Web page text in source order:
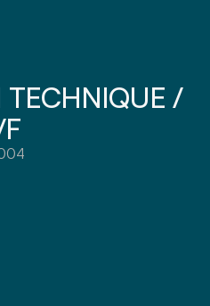
TECHNIQUE /